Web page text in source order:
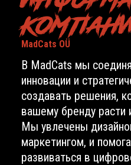
MadCats OÜ
В MadCats мы
инновации и
создавать решения,
вашему бренду расти
Мы увлечены
маркетингом, и
развиваться в